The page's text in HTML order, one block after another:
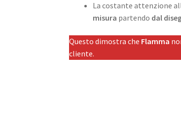
La costante attenzione
misura partendo dal
Questo dimostra che Flamma
cliente.